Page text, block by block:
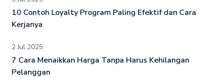
10 Contoh Loyalty Program Paling Efektif dan Cara
Kerjanya
2 Jul 2025
7 Cara Menaikkan Harga Tanpa Harus Kehilangan
Pelanggan